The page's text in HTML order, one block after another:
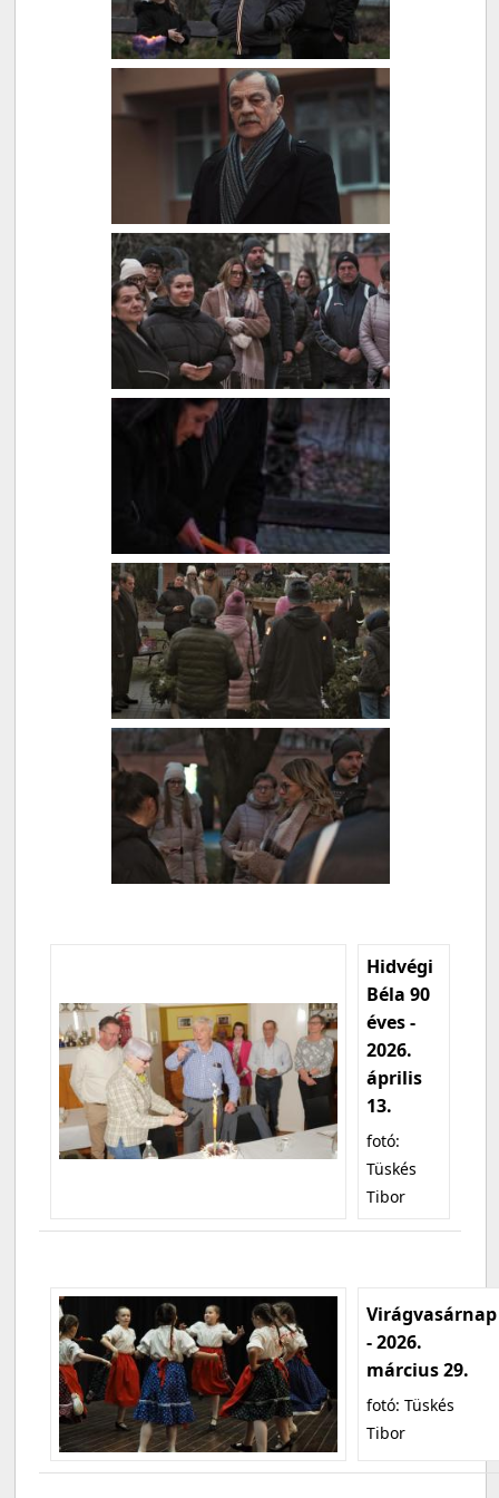
Hidvégi
Béla 90
éves -
2026.
április
13.
fotó:
Tüskés
Tibor
Virágvasárnap
- 2026.
március 29.
fotó: Tüskés
Tibor